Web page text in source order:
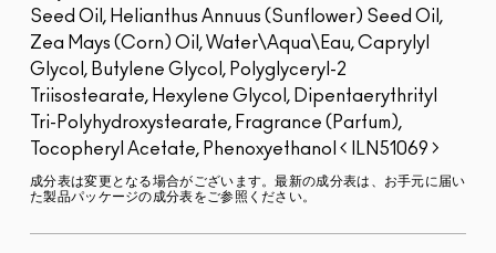
Seed Oil, Helianthus Annuus (Sunflower) Seed Oil,
Zea Mays (Corn) Oil, Water\Aqua\Eau, Caprylyl
Glycol, Butylene Glycol, Polyglyceryl-2
Triisostearate, Hexylene Glycol, Dipentaerythrityl
Tri-Polyhydroxystearate, Fragrance (Parfum),
Tocopheryl Acetate, Phenoxyethanol
ILN51069
成分表は変更となる場合がございます。最新の成分表は、お手元に届い
た製品パッケージの成分表をご参照ください。